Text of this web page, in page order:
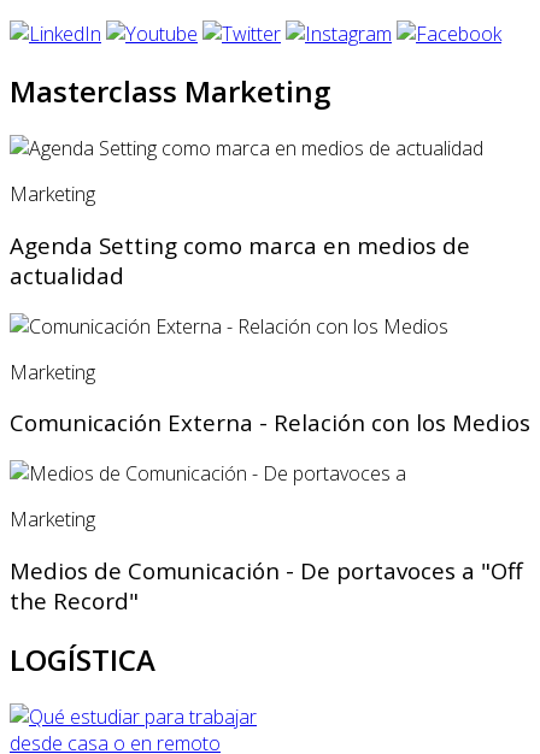
Masterclass Marketing
Marketing
Agenda Setting como marca en medios de
actualidad
Marketing
Comunicación Externa - Relación con los Medios
Marketing
Medios de Comunicación - De portavoces a "Off
the Record"
LOGÍSTICA